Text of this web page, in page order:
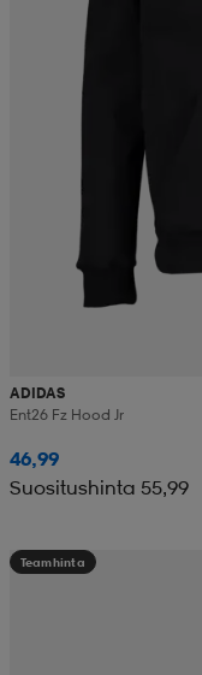
ADIDAS
Ent26 Fz Hood Jr
46,99
Suositushinta 55,99
Teamhinta